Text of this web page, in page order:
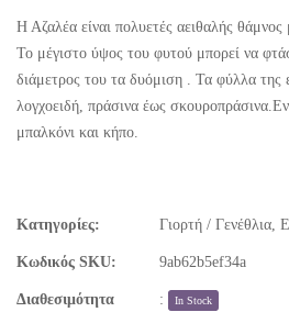
Η Αζαλέα είναι πολυετές αειθαλής θάμνος
Το μέγιστο ύψος του φυτού μπορεί να
διάμετρος του τα δυόμιση . Τα φύλλα της
λογχοειδή, πράσινα έως
μπαλκόνι και κήπο.
Κατηγορίες: Γιορτή / Γενέθλια
Κωδικός SKU: 9ab62b5ef34a
Διαθεσιμότητα : In Stock